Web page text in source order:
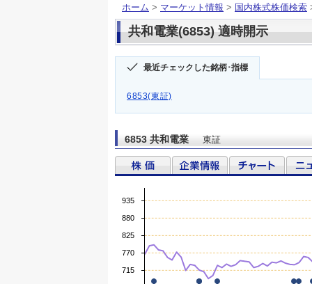
ホーム > マーケット情報 > 国内株式株価検索
共和電業(6853) 適時開示
最近チェックした銘柄･指標
6853(東証)
6853 共和電業 東証